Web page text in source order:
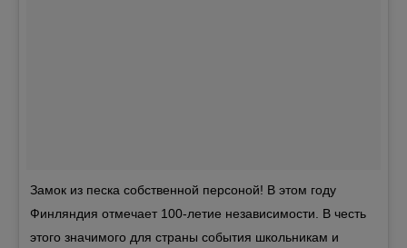
Замок из песка собственной персоной! В этом году
Финляндия отмечает 100-летие независимости. В честь
этого значимого для страны события школьникам и